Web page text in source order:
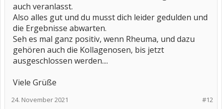
auch veranlasst.
Also alles gut und du musst dich leider gedulden und
die Ergebnisse abwarten.
Seh es mal ganz positiv, wenn Rheuma, und dazu
gehören auch die Kollagenosen, bis jetzt
ausgeschlossen werden....
Viele Grüße
#12
24. November 2021